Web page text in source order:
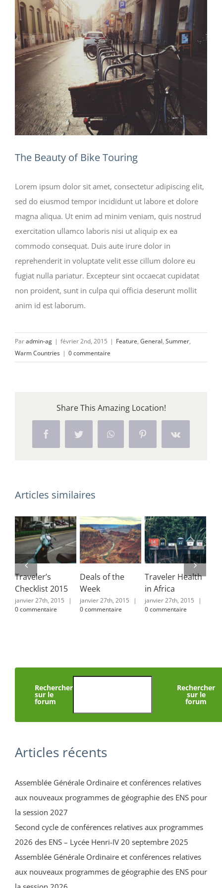
l'image
agrandie
The Beauty of Bike Touring
Lorem ipsum dolor sit amet, consectetur adipiscing elit,
sed do eiusmod tempor incididunt ut labore et dolore
magna aliqua. Ut enim ad minim veniam, quis nostrud
exercitation ullamco laboris nisi ut aliquip ex ea
commodo consequat. Duis aute irure dolor in
reprehenderit in voluptate velit esse cillum dolore eu
fugiat nulla pariatur. Excepteur sint occaecat cupidatat
non proident, sunt in culpa qui officia deserunt mollit
anim id est laborum.
Paradmin-ag | février 2nd, 2015 | Feature, General, Summer,
Warm Countries | 0 commentaire
Share This Amazing Location!
FacebookTwitter WhatsAppPinterestVk
Articles similaires
Top 10
Mountain
février 2nd, 2015
|
0 commentaire
Places to Visit in
Iceland
février 2nd, 2015
|
0 commentaire
Europe Travel
Guide 2015
février 2nd, 2015
|
0 commentaire
Rechercher
sur le
forum
Rechercher
sur le
forum
Articles récents
Assemblée Générale Ordinaire et conférences relatives
aux nouveaux programmes de géographie des ENS pour
la session 2027
Second cycle de conférences relatives aux programmes
2026 des ENS – Lycée Henri-IV 20 septembre 2025
Assemblée Générale Ordinaire et conférences relatives
aux nouveaux programmes de géographie des ENS pour